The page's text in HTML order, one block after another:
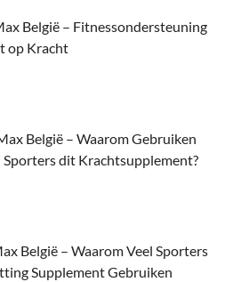
België – Fitnessondersteuning
op Kracht
België – Waarom Gebruiken
Sporters dit Krachtsupplement?
België – Waarom Veel Sporters
Supplement Gebruiken